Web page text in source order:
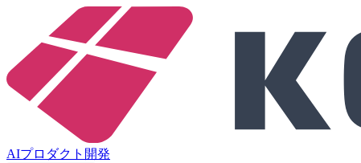
AIプロダクト開発